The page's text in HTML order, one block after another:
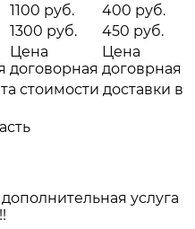
1100 руб.
400 руб.
1300 руб.
450 руб.
Цена
договорная
Цена
договрная
стоимости доставки в
услуга